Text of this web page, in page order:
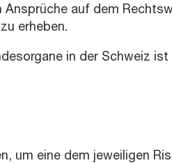
auf dem
erheben.
in der Schweiz ist
um eine dem jeweiligen